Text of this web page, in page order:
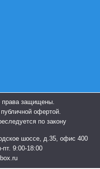
права защищены.
офертой.
по закону
шоссе, д.35, офис 400
пт. 9:00-18:00